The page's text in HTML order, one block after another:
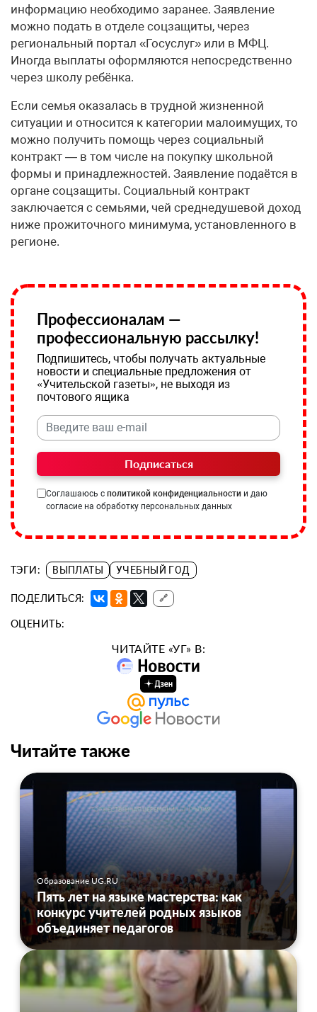
информацию необходимо заранее. Заявление
можно подать в отделе соцзащиты, через
региональный портал «Госуслуг» или в МФЦ.
Иногда выплаты оформляются непосредственно
через школу ребёнка.
Если семья оказалась в трудной жизненной
ситуации и относится к категории малоимущих, то
можно получить помощь через социальный
контракт — в том числе на покупку школьной
формы и принадлежностей. Заявление подаётся в
органе соцзащиты. Социальный контракт
заключается с семьями, чей среднедушевой доход
ниже прожиточного минимума, установленного в
регионе.
Профессионалам —
профессиональную рассылку!
Подпишитесь, чтобы получать актуальные
новости и специальные предложения от
«Учительской газеты», не выходя из
почтового ящика
Подписаться
Соглашаюсь с политикой конфиденциальности и даю
согласие на обработку персональных данных
ТЭГИ: ВЫПЛАТЫ УЧЕБНЫЙ ГОД
ПОДЕЛИТЬСЯ: 🔗
ОЦЕНИТЬ:
ЧИТАЙТЕ «УГ» В:
Читайте также
Образование UG.RU
Пять лет на языке мастерства: как
конкурс учителей родных языков
объединяет педагогов